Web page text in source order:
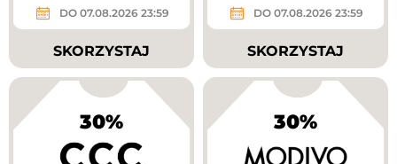
DO 07.08.2026 23:59
SKORZYSTAJ
DO 07.08.2026 23:59
SKORZYSTAJ
30% 30%